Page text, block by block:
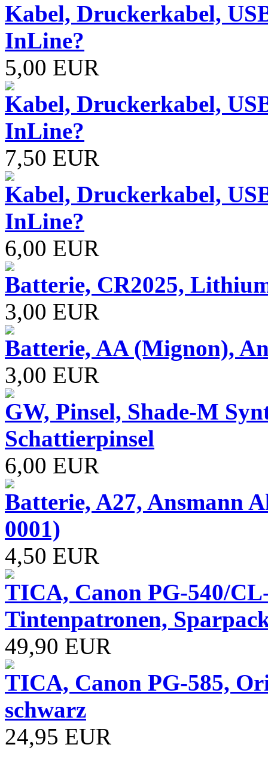
Kabel, Druckerkabel,
InLine?
5,00 EUR
Kabel, Druckerkabel,
InLine?
7,50 EUR
Kabel, Druckerkabel,
InLine?
6,00 EUR
Batterie, CR2025,
3,00 EUR
Batterie, AA (Mignon),
3,00 EUR
GW, Pinsel, Shade-M
Schattierpinsel
6,00 EUR
Batterie, A27, Ansmann
0001)
4,50 EUR
TICA, Canon PG-540/
Tintenpatronen,
49,90 EUR
TICA, Canon PG-585,
schwarz
24,95 EUR